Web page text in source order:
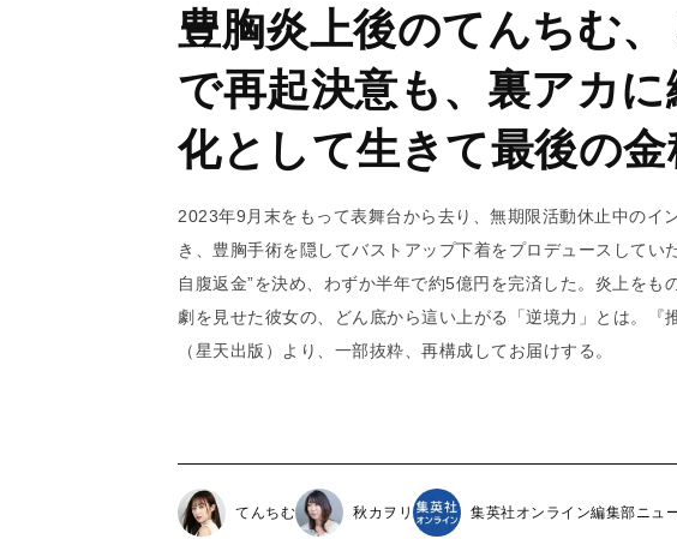
豊胸炎上後のてんちむ
で再起決意も、裏アカ
化として生きて最後の金
2023年9月末をもって表舞台から去り、無期限活動休止中のイ
き、豊胸手術を隠してバストアップ下着をプロデュースしてい
自腹返金”を決め、わずか半年で約5億円を完済した。炎上をも
劇を見せた彼女の、どん底から這い上がる「逆境力」とは。『
（星天出版）より、一部抜粋、再構成してお届けする。
てんちむ 秋カヲリ 集英社オンライン編集部ニュ